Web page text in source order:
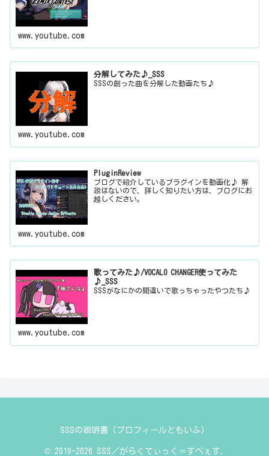
www.youtube.com
分解してみた♪_SSS
SSSの創った曲を分解した動画たち♪
www.youtube.com
PluginReview
ブログで紹介しているプラグインを動画化♪ 解
説はないので、詳しく知りたい方は、ブログにお
越しください。
www.youtube.com
歌ってみた♪/VOCALO CHANGER使ってみた
♪_SSS
SSSがなにかの間違いで歌っちゃったやつたち♪
www.youtube.com
SSSの説明書（プロフィールともいふ）
© 2019-2026 SSS／がらくてぃっく＝すぺぇす.